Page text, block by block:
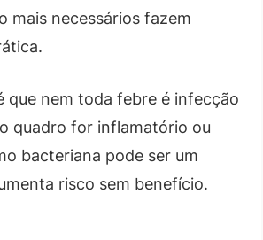
mais necessários fazem
que nem toda febre é infecção
quadro for inflamatório ou
bacteriana pode ser um
risco sem benefício.